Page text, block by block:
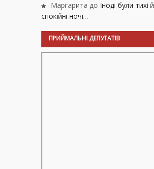
Маргарита до Іноді були тихі й
спокійні ночі…
ПРИЙМАЛЬНІ ДЕПУТАТІВ